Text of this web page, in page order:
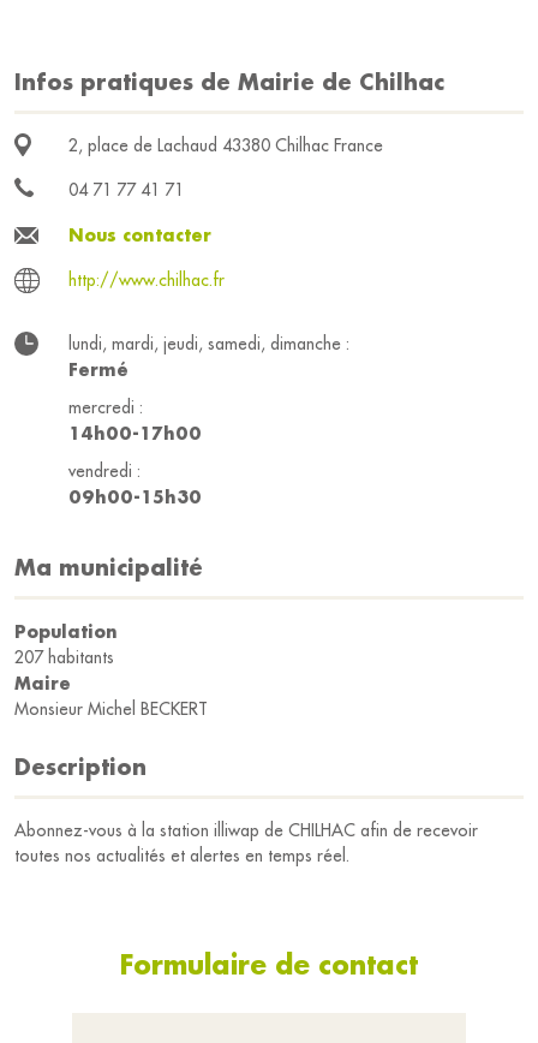
Infos pratiques de Mairie de Chilhac
2, place de Lachaud 43380 Chilhac France
04 71 77 41 71
Nous contacter
http://www.chilhac.fr
lundi, mardi, jeudi, samedi, dimanche :
Fermé
mercredi :
14h00-17h00
vendredi :
09h00-15h30
Ma municipalité
Population
207 habitants
Maire
Monsieur Michel BECKERT
Description
Abonnez-vous à la station illiwap de CHILHAC afin de recevoir
toutes nos actualités et alertes en temps réel.
Formulaire de contact